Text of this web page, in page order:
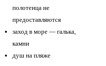
полотенца не
предоставляются
заход в море — галька,
камни
душ на пляже